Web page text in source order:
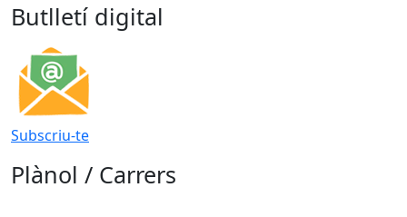
Butlletí digital
Subscriu-te
Plànol / Carrers